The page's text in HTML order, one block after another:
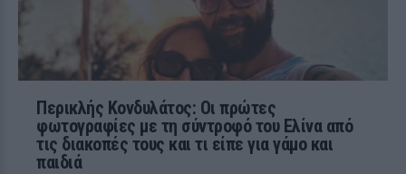
Περικλής Κονδυλάτος: Οι πρώτες
φωτογραφίες με τη σύντροφό του Ελίνα από
τις διακοπές τους και τι είπε για γάμο και
παιδιά